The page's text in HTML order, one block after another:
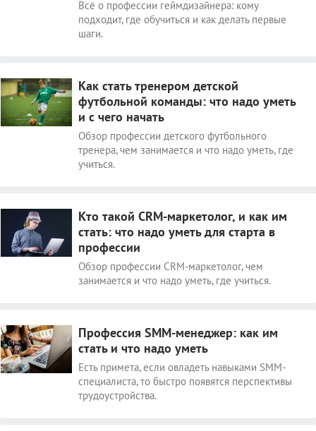
Всё о профессии геймдизайнера: кому
подходит, где обучиться и как делать первые
шаги.
Как стать тренером детской
футбольной команды: что надо уметь
и с чего начать
Обзор профессии детского футбольного
тренера, чем занимается и что надо уметь, где
учиться.
Кто такой CRM-маркетолог, и как им
стать: что надо уметь для старта в
профессии
Обзор профессии CRM-маркетолог, чем
занимается и что надо уметь, где учиться.
Профессия SMM-менеджер: как им
стать и что надо уметь
Есть примета, если овладеть навыками SMM-
специалиста, то быстро появятся перспективы
трудоустройства.